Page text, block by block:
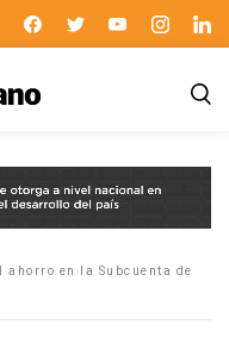
en la Subcuenta de